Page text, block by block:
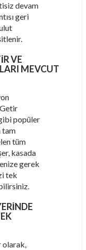
devam
geri
VE
MEVCUT
popüler
tam
tüm
kasada
gerek
tek
olarak,